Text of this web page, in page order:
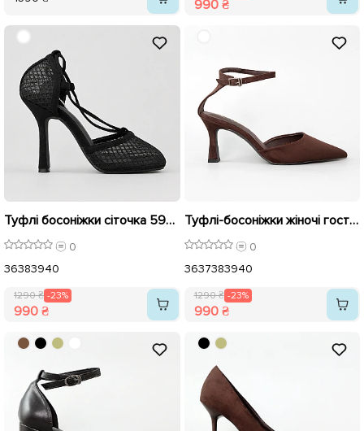
990 ₴
Туфлі босоніжки сіточка 595609 Чорні розпродаж
0
36383940
1290 ₴ -23%
990 ₴
Туфлі-босоніжки жіночі гострий носок 594612 Коричневі розпродаж
0
3637383940
1290 ₴ -23%
990 ₴